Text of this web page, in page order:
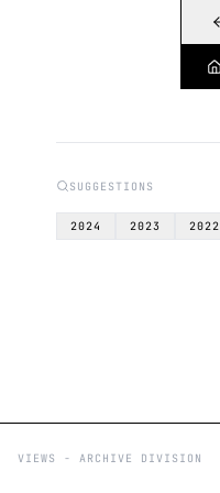
SUGGESTIONS
2024 2023 2022
VIEWS - ARCHIVE DIVISION